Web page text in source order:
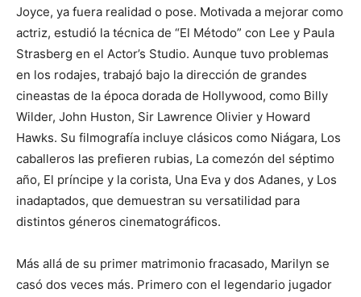
Joyce, ya fuera realidad o pose. Motivada a mejorar como
actriz, estudió la técnica de “El Método” con Lee y Paula
Strasberg en el Actor’s Studio. Aunque tuvo problemas
en los rodajes, trabajó bajo la dirección de grandes
cineastas de la época dorada de Hollywood, como Billy
Wilder, John Huston, Sir Lawrence Olivier y Howard
Hawks. Su filmografía incluye clásicos como Niágara, Los
caballeros las prefieren rubias, La comezón del séptimo
año, El príncipe y la corista, Una Eva y dos Adanes, y Los
inadaptados, que demuestran su versatilidad para
distintos géneros cinematográficos.
Más allá de su primer matrimonio fracasado, Marilyn se
casó dos veces más. Primero con el legendario jugador